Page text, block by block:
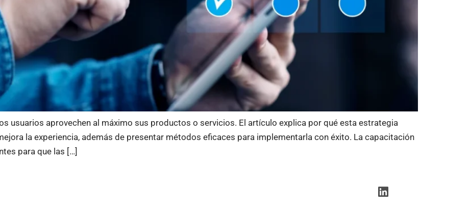
usuarios aprovechen al máximo sus productos o servicios. El artículo explica por qué esta estrategia
la experiencia, además de presentar métodos eficaces para implementarla con éxito. La capacitación
para que las […]